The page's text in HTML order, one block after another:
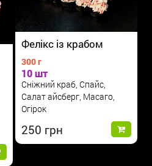
Фелікс із крабом
300 г
10 шт
Сніжний краб, Спайс,
Салат айсберг, Масаго,
Огірок
250